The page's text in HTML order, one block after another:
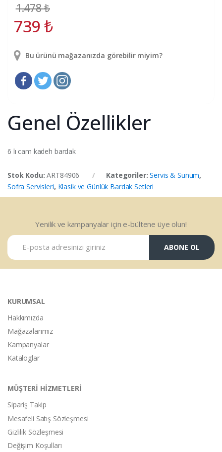
1.478₺
739₺
Bu ürünü mağazanızda görebilir miyim?
Genel Özellikler
6 lı cam kadeh bardak
Stok Kodu:ART84906 Kategoriler:Servis & Sunum,
Sofra Servisleri, Klasik ve Günlük Bardak Setleri
Yenilik ve kampanyalar için e-bültene üye olun!
ABONE OL
KURUMSAL
Hakkımızda
Mağazalarımız
Kampanyalar
Kataloglar
MÜŞTERİ HİZMETLERİ
Sipariş Takip
Mesafeli Satış Sözleşmesi
Gizlilik Sözleşmesi
Değişim Koşulları